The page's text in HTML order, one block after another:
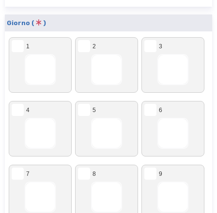
Giorno ( )
1 2 3
4 5 6
7 8 9